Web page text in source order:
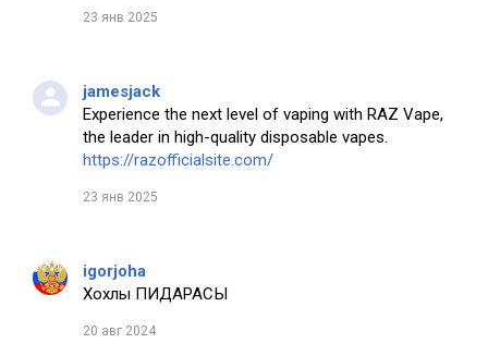
23 янв 2025
jamesjack
Experience the next level of vaping with RAZ Vape,
the leader in high-quality disposable vapes.
https://razofficialsite.com/
23 янв 2025
igorjoha
Хохлы ПИДАРАСЫ
20 авг 2024